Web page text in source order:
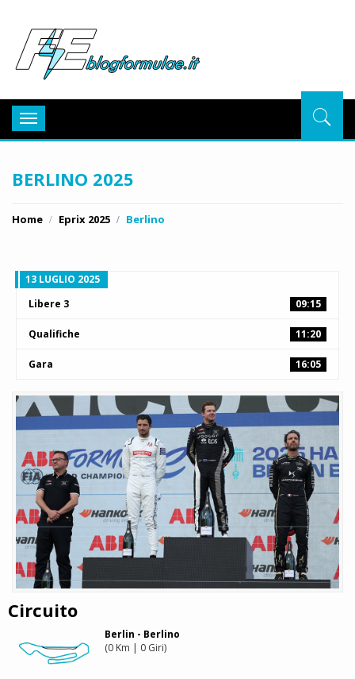
Toggle
navigation
BERLINO 2025
Home Eprix 2025 Berlino
13 LUGLIO 2025
Libere 3
09:15
Qualifiche 11:20
Gara 16:05
Circuito
Berlin - Berlino
(0 Km | 0 Giri)